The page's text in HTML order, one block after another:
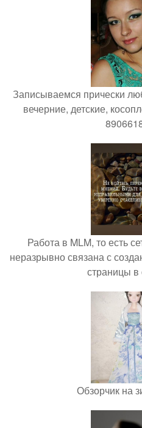
Записываемся прически
вечерние, детские,
Работа в MLM, то есть
неразрывно связана с
страницы в
Обзорчик на